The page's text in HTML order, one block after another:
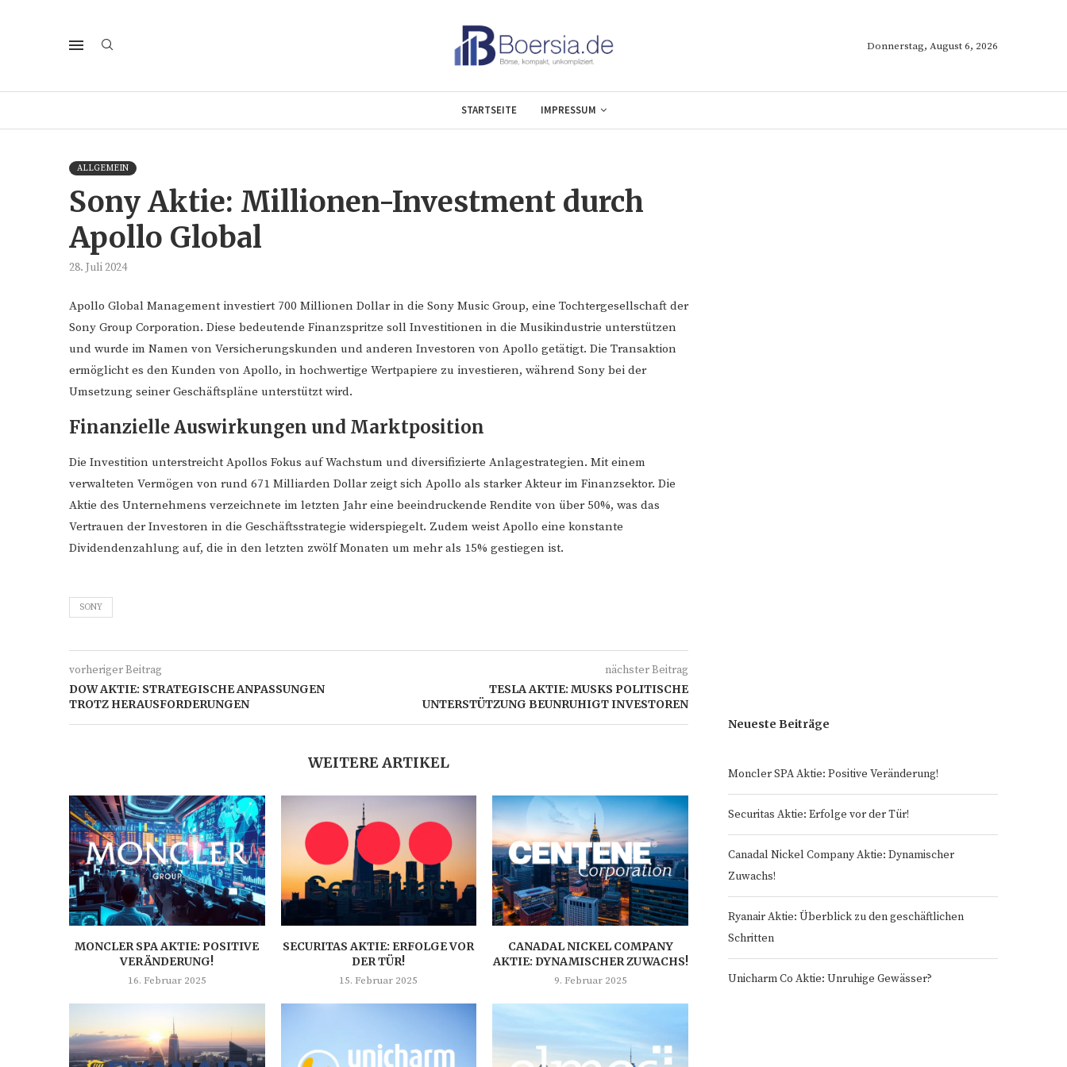
Donnerstag, August 6, 2026
STARTSEITE IMPRESSUM
ALLGEMEIN
Sony Aktie: Millionen-Investment durch
Apollo Global
28. Juli 2024
Apollo Global Management investiert 700 Millionen Dollar in die Sony Music Group, eine Tochtergesellschaft der
Sony Group Corporation. Diese bedeutende Finanzspritze soll Investitionen in die Musikindustrie unterstützen
und wurde im Namen von Versicherungskunden und anderen Investoren von Apollo getätigt. Die Transaktion
ermöglicht es den Kunden von Apollo, in hochwertige Wertpapiere zu investieren, während Sony bei der
Umsetzung seiner Geschäftspläne unterstützt wird.
Finanzielle Auswirkungen und Marktposition
Die Investition unterstreicht Apollos Fokus auf Wachstum und diversifizierte Anlagestrategien. Mit einem
verwalteten Vermögen von rund 671 Milliarden Dollar zeigt sich Apollo als starker Akteur im Finanzsektor. Die
Aktie des Unternehmens verzeichnete im letzten Jahr eine beeindruckende Rendite von über 50%, was das
Vertrauen der Investoren in die Geschäftsstrategie widerspiegelt. Zudem weist Apollo eine konstante
Dividendenzahlung auf, die in den letzten zwölf Monaten um mehr als 15% gestiegen ist.
SONY
vorheriger Beitrag
DOW AKTIE: STRATEGISCHE ANPASSUNGEN
TROTZ HERAUSFORDERUNGEN
nächster Beitrag
TESLA AKTIE: MUSKS POLITISCHE
UNTERSTÜTZUNG BEUNRUHIGT INVESTOREN
WEITERE ARTIKEL
MONCLER SPA AKTIE: POSITIVE
VERÄNDERUNG!
16. Februar 2025
SECURITAS AKTIE: ERFOLGE VOR
DER TÜR!
15. Februar 2025
CANADAL NICKEL COMPANY
AKTIE: DYNAMISCHER ZUWACHS!
9. Februar 2025
Neueste Beiträge
Moncler SPA Aktie: Positive Veränderung!
Securitas Aktie: Erfolge vor der Tür!
Canadal Nickel Company Aktie: Dynamischer
Zuwachs!
Ryanair Aktie: Überblick zu den geschäftlichen
Schritten
Unicharm Co Aktie: Unruhige Gewässer?